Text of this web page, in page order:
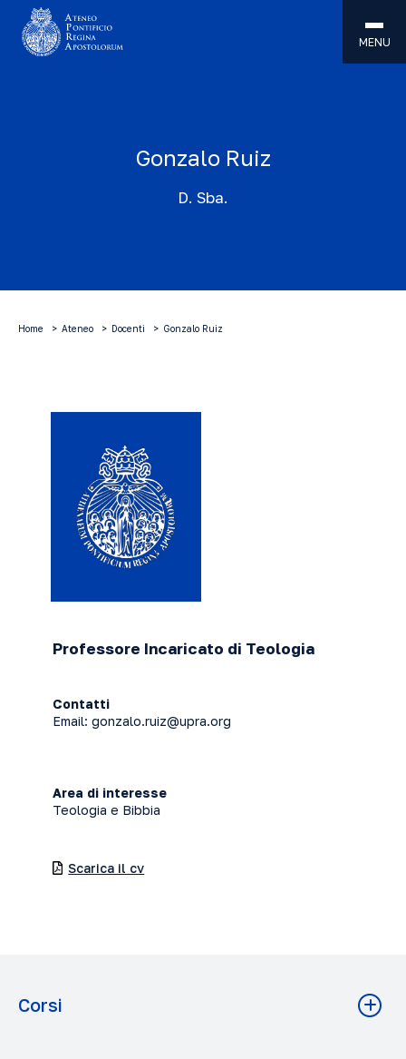
MENU
Gonzalo Ruiz
D. Sba.
Home Ateneo Docenti Gonzalo Ruiz
Professore Incaricato di Teologia
Contatti
Email: gonzalo.ruiz@upra.org
Area di interesse
Teologia e Bibbia
Scarica il cv
Corsi